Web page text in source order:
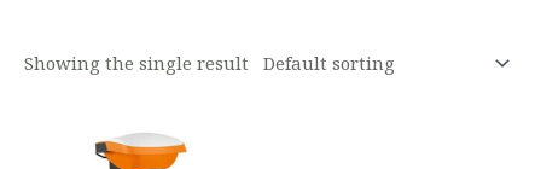
Showing the single result